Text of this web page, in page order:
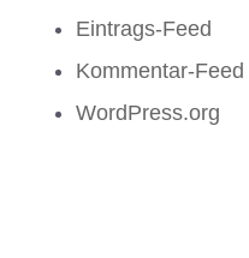
Eintrags-Feed
Kommentar-Feed
WordPress.org